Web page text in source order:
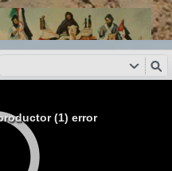
(1) error